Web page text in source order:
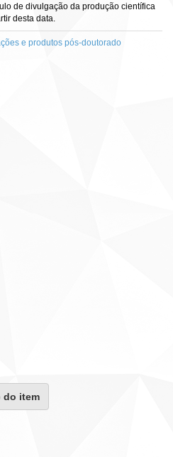
de divulgação da produção científica
desta data.
e produtos pós-doutorado
do item